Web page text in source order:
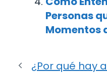
Personas
Momentos
¿Por qué hay